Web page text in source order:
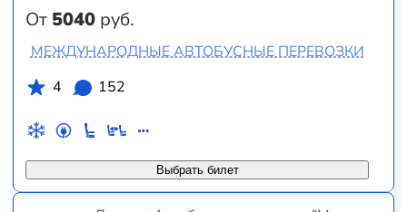
От 5040 руб.
Выбрать билет
МЕЖДУНАРОДНЫЕ АВТОБУСНЫЕ ПЕРЕВОЗКИ
4
152